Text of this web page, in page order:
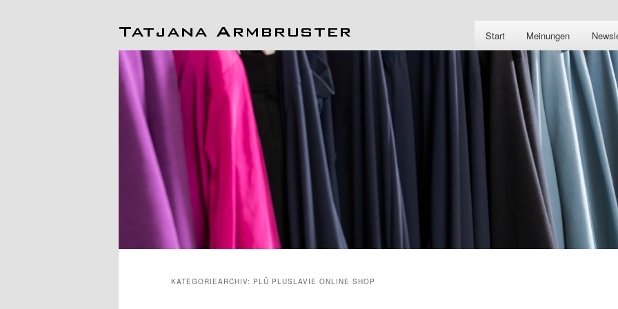
Hauptmenü Start Meinungen
KATEGORIEARCHIV: PLÜ PLUSLAVIE ONLINE SHOP